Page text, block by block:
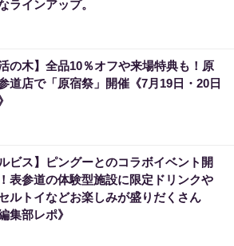
ラインアップ。
活の木】全品10％オフや来場特典も！原
道店で「原宿祭」開催《7月19日・20日
ルビス】ピングーとのコラボイベント開
表参道の体験型施設に限定ドリンクや
ルトイなどお楽しみが盛りだくさん
集部レポ》